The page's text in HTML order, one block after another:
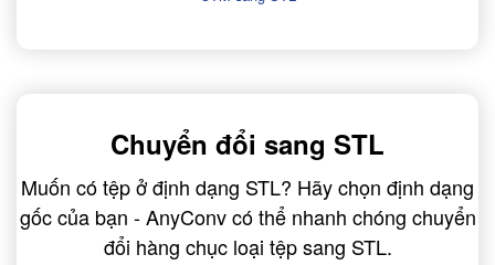
Chuyển đổi sang STL
Muốn có tệp ở định dạng STL? Hãy chọn định dạng
gốc của bạn - AnyConv có thể nhanh chóng chuyển
đổi hàng chục loại tệp sang STL.